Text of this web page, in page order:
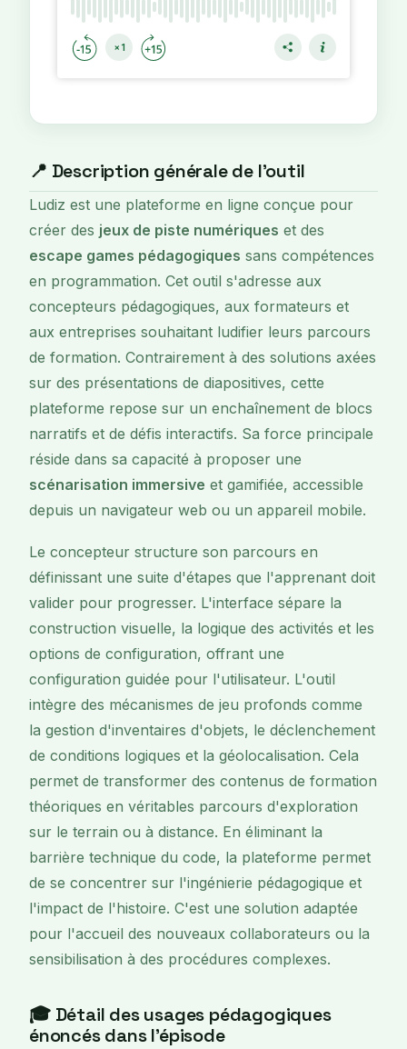
📍 Description générale de l'outil
Ludiz est une plateforme en ligne conçue pour
créer des jeux de piste numériques et des
escape games pédagogiques sans compétences
en programmation. Cet outil s'adresse aux
concepteurs pédagogiques, aux formateurs et
aux entreprises souhaitant ludifier leurs parcours
de formation. Contrairement à des solutions axées
sur des présentations de diapositives, cette
plateforme repose sur un enchaînement de blocs
narratifs et de défis interactifs. Sa force principale
réside dans sa capacité à proposer une
scénarisation immersive et gamifiée, accessible
depuis un navigateur web ou un appareil mobile.
Le concepteur structure son parcours en
définissant une suite d'étapes que l'apprenant doit
valider pour progresser. L'interface sépare la
construction visuelle, la logique des activités et les
options de configuration, offrant une
configuration guidée pour l'utilisateur. L'outil
intègre des mécanismes de jeu profonds comme
la gestion d'inventaires d'objets, le déclenchement
de conditions logiques et la géolocalisation. Cela
permet de transformer des contenus de formation
théoriques en véritables parcours d'exploration
sur le terrain ou à distance. En éliminant la
barrière technique du code, la plateforme permet
de se concentrer sur l'ingénierie pédagogique et
l'impact de l'histoire. C'est une solution adaptée
pour l'accueil des nouveaux collaborateurs ou la
sensibilisation à des procédures complexes.
🎓 Détail des usages pédagogiques
énoncés dans l'épisode